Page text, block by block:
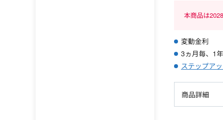
本商品は
変動金利
3ヵ月毎、1
ステップア
商品詳細